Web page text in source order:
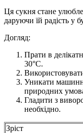
Ця сукня стане
даруючи їй радість у
Догляд:
Прати в
30°C.
Уникати
природних
Гладити з
необхідно.
Зріст